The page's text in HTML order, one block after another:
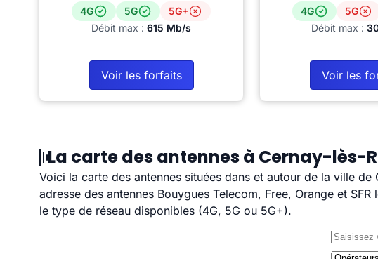
4G 5G
5G+
Débit max : 615 Mb/s
Voir les forfaits
4G 5G
Débit max :
Voir les
La carte des antennes à Cernay-lès-
Voici la carte des antennes situées dans et autour de la ville
adresse des antennes Bouygues Telecom, Free, Orange et
le type de réseau disponibles (4G, 5G ou 5G+).